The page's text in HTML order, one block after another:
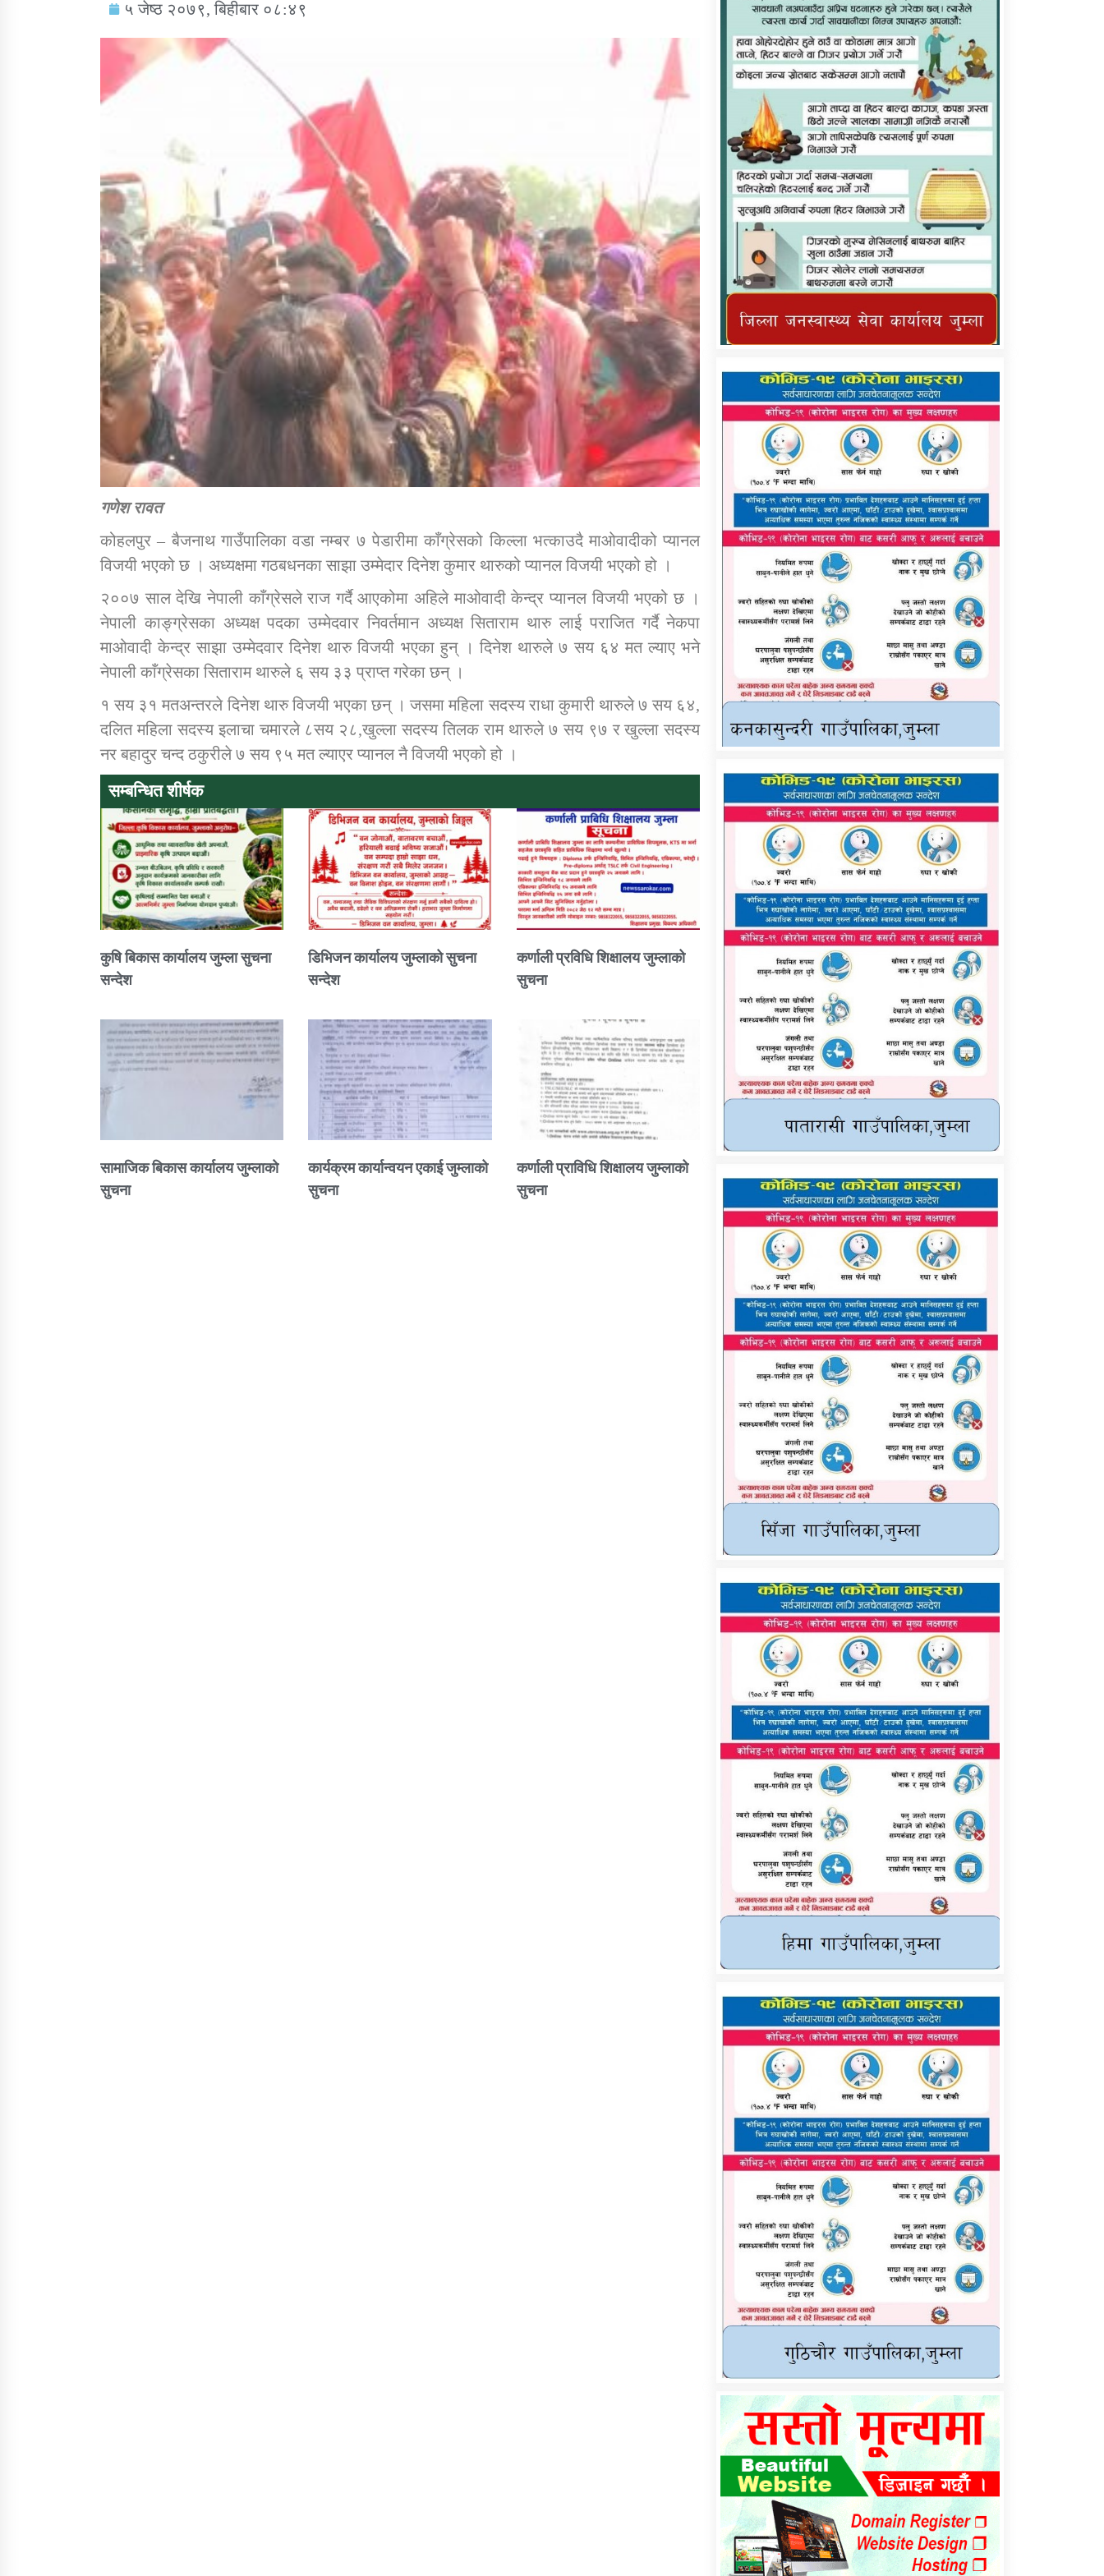
सामाजिक बिकास कार्यालय जुम्लाकाे सुचना कर्णाली प्राविधि शिक्षालय जुम्लाको सुचना
तातोपानी गाउँपालिकाको न्यायिक समिति सम्बन्धी
सन्देश
तातोपानी गाउँपालिका जुम्लाको महिला तथा
लैङ्गिक हिंसा सम्बन्धी सूचना सन्देश
तातोपानी गाउँपालिका जुम्लाको महिनावारी
तातोपानी गाउँपालिका जुम्लाको बालविवाह सन्देश तातोपानी गाउँपालिका जुम्लाको सूचना
५ जेष्ठ २०७९, बिहीबार ०८:४९
गणेश रावत
कोहलपुर – बैजनाथ गाउँपालिका वडा नम्बर ७ पेडारीमा काँग्रेसको किल्ला भत्काउदै माओवादीको प्यानल
विजयी भएको छ । अध्यक्षमा गठबधनका साझा उम्मेदार दिनेश कुमार थारुको प्यानल विजयी भएको हो ।
२००७ साल देखि नेपाली काँग्रेसले राज गर्दै आएकोमा अहिले माओवादी केन्द्र प्यानल विजयी भएको छ ।
नेपाली काङ्ग्रेसका अध्यक्ष पदका उम्मेदवार निवर्तमान अध्यक्ष सिताराम थारु लाई पराजित गर्दै नेकपा
माओवादी केन्द्र साझा उम्मेदवार दिनेश थारु विजयी भएका हुन् । दिनेश थारुले ७ सय ६४ मत ल्याए भने
नेपाली काँग्रेसका सिताराम थारुले ६ सय ३३ प्राप्त गरेका छन् ।
१ सय ३१ मतअन्तरले दिनेश थारु विजयी भएका छन् । जसमा महिला सदस्य राधा कुमारी थारुले ७ सय ६४,
दलित महिला सदस्य इलाचा चमारले ८सय २८,खुल्ला सदस्य तिलक राम थारुले ७ सय ९७ र खुल्ला सदस्य
नर बहादुर चन्द ठकुरीले ७ सय ९५ मत ल्याएर प्यानल नै विजयी भएको हो ।
सम्बन्धित शीर्षक
कुषि बिकास कार्यालय जुम्ला सुचना
सन्देश
डिभिजन कार्यालय जुम्लाको सुचना
सन्देश
कर्णाली प्रविधि शिक्षालय जुम्लाको
सुचना
सामाजिक बिकास कार्यालय जुम्लाकाे
सुचना
कार्यक्रम कार्यान्वयन एकाई जुम्लाको
सुचना
कर्णाली प्राविधि शिक्षालय जुम्लाको
सुचना